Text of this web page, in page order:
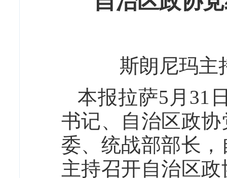
斯朗尼玛主
本报拉萨5月31
书记、自治区政
委、统战部部长
主持召开自治区